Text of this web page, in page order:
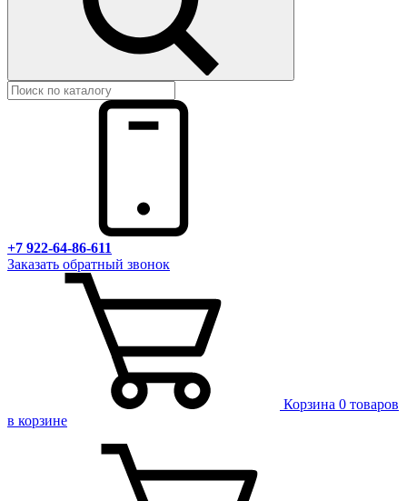
+7 922-64-86-611
Заказать обратный звонок
Корзина 0 товаров
в корзине